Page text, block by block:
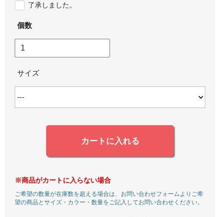
了承しました。
個数
サイズ
カートに入れる
※商品がカートに入らない場合
ご希望の数量が在庫数を超える場合は、お問い合わせフォームよりご希
望の商品とサイズ・カラー・数量をご記入してお問い合わせください。